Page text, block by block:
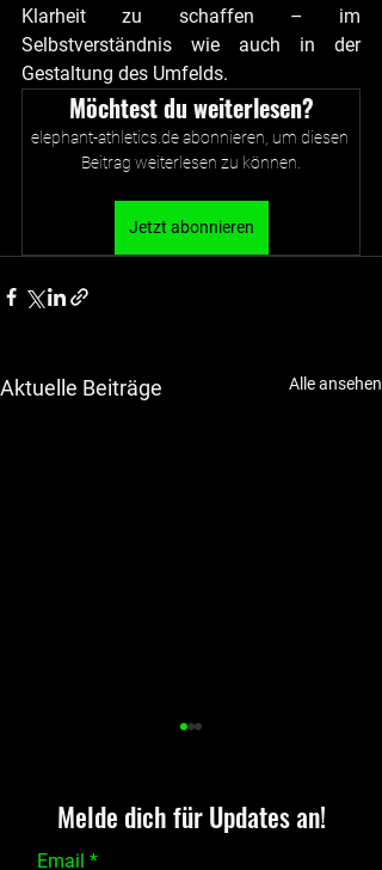
Klarheit zu schaffen – im
Selbstverständnis wie auch in der
Gestaltung des Umfelds.
Möchtest du weiterlesen?
elephant-athletics.de abonnieren, um diesen
Beitrag weiterlesen zu können.
Jetzt abonnieren
Aktuelle Beiträge Alle ansehen
Melde dich für Updates an!
Email